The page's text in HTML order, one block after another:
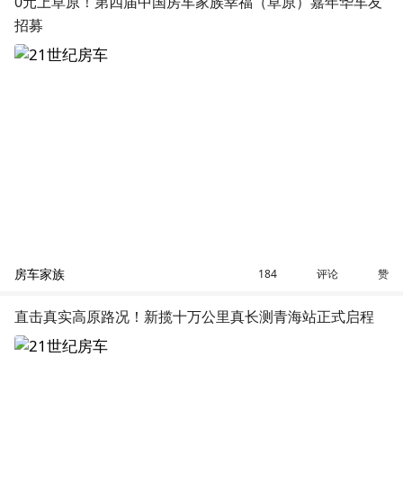
招募
房车家族 184 评论 赞
直击真实高原路况！新揽十万公里真长测青海站正式启程